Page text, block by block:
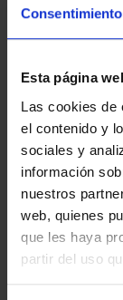
Consentimiento
Esta página
Las cookies de
el contenido y
sociales y
información
nuestros
web, quienes
que les haya
partir del uso
949,00